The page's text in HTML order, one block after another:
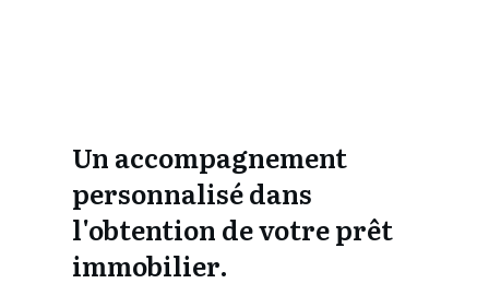
Un accompagnement
personnalisé dans
l'obtention de votre prêt
immobilier.